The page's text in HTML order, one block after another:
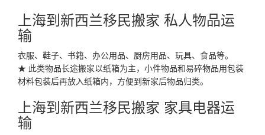
上海到新西兰移民搬家 私人物品运
输
衣服、鞋子、书籍、办公用品、厨房用品、玩具、食品等。
★ 此类物品长途搬家以纸箱为主，小件物品和易碎物品用包装
材料包装后再放入纸箱内，方便到新家后物品归类。
上海到新西兰移民搬家 家具电器运
输